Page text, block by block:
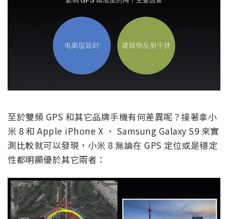
至於雙頻 GPS 和其它品牌手機有何差異呢？接著拿小
米 8 和 Apple iPhone X 、 Samsung Galaxy S9 來實
測比較就可以發現，小米 8 無論在 GPS 定位或是穩定
性都明顯優於其它兩者：